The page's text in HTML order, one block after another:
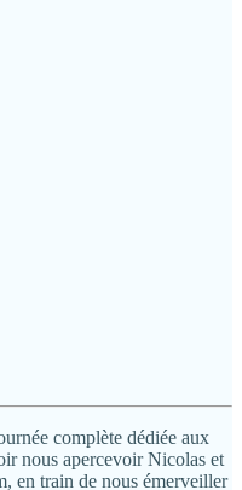
complète dédiée aux
nous apercevoir Nicolas et
en train de nous émerveiller